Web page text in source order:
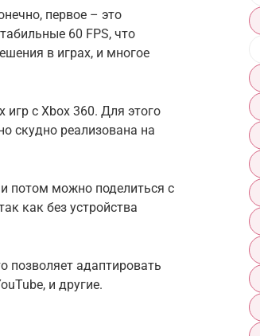
первое – это
60 FPS, что
в играх, и многое
с Xbox 360. Для этого
скудно реализована на
потом можно поделиться с
как без устройства
позволяет адаптировать
и другие.